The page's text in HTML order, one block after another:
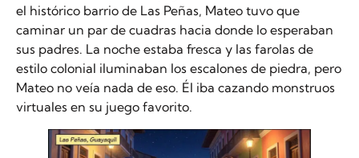
el histórico barrio de Las Peñas, Mateo tuvo que
caminar un par de cuadras hacia donde lo esperaban
sus padres. La noche estaba fresca y las farolas de
estilo colonial iluminaban los escalones de piedra, pero
Mateo no veía nada de eso. Él iba cazando monstruos
virtuales en su juego favorito.